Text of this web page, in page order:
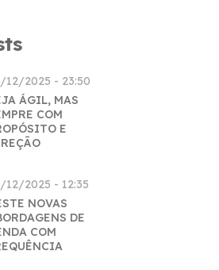
12/2025 - 23:50
ÁGIL, MAS
COM
E
12/2025 - 12:35
NOVAS
DE
COM